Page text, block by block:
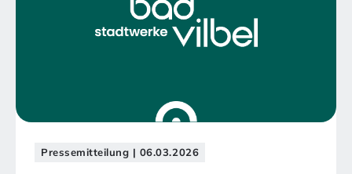
Pressemitteilung | 06.03.2026